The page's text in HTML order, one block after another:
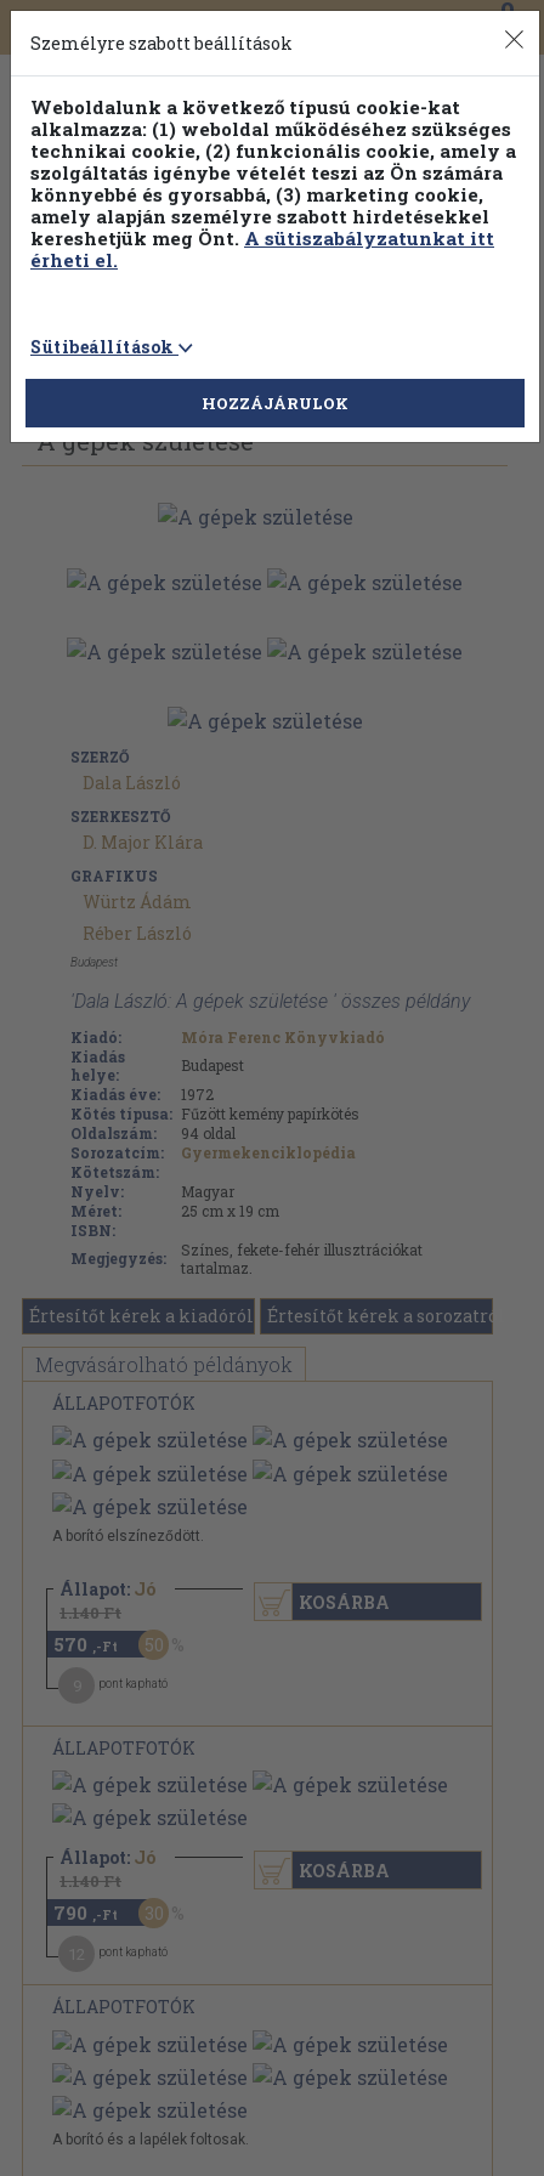
Toggle
navigation
0
Vissza az előző oldalra Válasszon példányt
A gépek születése
SZERZŐ
Dala László
SZERKESZTŐ
D. Major Klára
GRAFIKUS
Würtz Ádám
Réber László
Budapest
'Dala László: A gépek születése ' összes példány
Kiadó:
Móra Ferenc Könyvkiadó
Kiadás
helye:
Budapest
Kiadás éve:
1972
Kötés típusa: Fűzött kemény papírkötés
Oldalszám:
94 oldal
Sorozatcím:
Gyermekenciklopédia
Kötetszám:
Nyelv:
Magyar
Méret:
25 cm x 19 cm
ISBN:
Megjegyzés:
Színes, fekete-fehér illusztrációkat
tartalmaz.
Értesítőt kérek a kiadóról Értesítőt kérek a sorozatról
Megvásárolható példányok
ÁLLAPOTFOTÓK
A borító elszíneződött.
Állapot: Jó
1.140 Ft
570 ,-Ft 50
pont kapható
KOSÁRBA
ÁLLAPOTFOTÓK
Állapot: Jó
1.140 Ft
790 ,-Ft 30
pont kapható
KOSÁRBA
ÁLLAPOTFOTÓK
A borító és a lapélek foltosak.
Személyre szabott beállítások
Weboldalunk a következő típusú cookie-kat
alkalmazza: (1) weboldal működéséhez szükséges
technikai cookie, (2) funkcionális cookie, amely a
szolgáltatás igénybe vételét teszi az Ön számára
könnyebbé és gyorsabbá, (3) marketing cookie,
amely alapján személyre szabott hirdetésekkel
kereshetjük meg Önt. A sütiszabályzatunkat itt
érheti el.
Sütibeállítások
HOZZÁJÁRULOK